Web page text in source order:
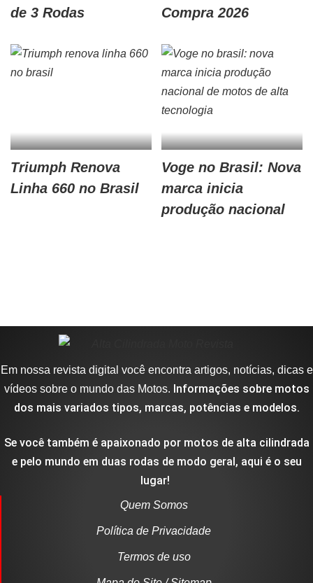
de 3 Rodas
Compra 2026
Triumph Renova
Linha 660 no Brasil
Voge no Brasil: Nova
marca inicia
produção nacional
Em nossa revista digital você encontra artigos, notícias, dicas e
vídeos sobre o mundo das Motos. Informações sobre motos
dos mais variados tipos, marcas, potências e modelos.
Se você também é apaixonado por motos de alta cilindrada
e pelo mundo em duas rodas de modo geral, aqui é o seu
lugar!
Quem Somos
Política de Privacidade
Termos de uso